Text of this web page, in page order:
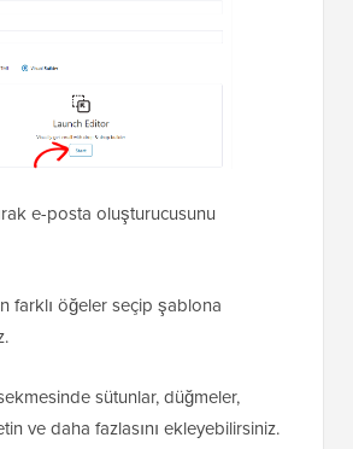
e-posta oluşturucusunu
farklı öğeler seçip şablona
sütunlar, düğmeler,
ve daha fazlasını ekleyebilirsiniz.